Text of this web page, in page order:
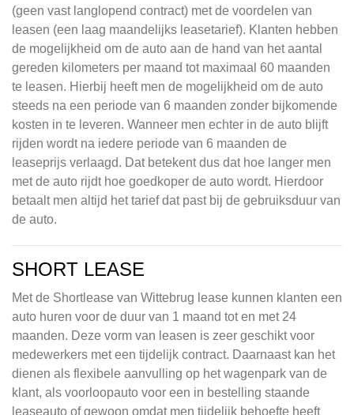
(geen vast langlopend contract) met de voordelen van
leasen (een laag maandelijks leasetarief). Klanten hebben
de mogelijkheid om de auto aan de hand van het aantal
gereden kilometers per maand tot maximaal 60 maanden
te leasen. Hierbij heeft men de mogelijkheid om de auto
steeds na een periode van 6 maanden zonder bijkomende
kosten in te leveren. Wanneer men echter in de auto blijft
rijden wordt na iedere periode van 6 maanden de
leaseprijs verlaagd. Dat betekent dus dat hoe langer men
met de auto rijdt hoe goedkoper de auto wordt. Hierdoor
betaalt men altijd het tarief dat past bij de gebruiksduur van
de auto.
SHORT LEASE
Met de Shortlease van Wittebrug lease kunnen klanten een
auto huren voor de duur van 1 maand tot en met 24
maanden. Deze vorm van leasen is zeer geschikt voor
medewerkers met een tijdelijk contract. Daarnaast kan het
dienen als flexibele aanvulling op het wagenpark van de
klant, als voorloopauto voor een in bestelling staande
leaseauto of gewoon omdat men tijdelijk behoefte heeft